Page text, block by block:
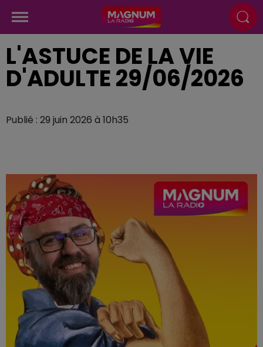
L'ASTUCE DE LA VIE
D'ADULTE 29/06/2026
Publié : 29 juin 2026 à 10h35